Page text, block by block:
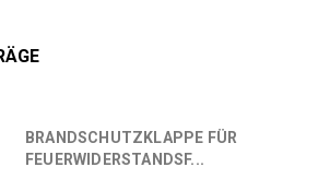
BRANDSCHUTZKLAPPE FÜR
FEUERWIDERSTANDSF...